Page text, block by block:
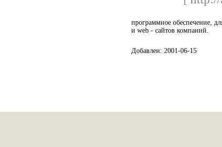
программное обеспечение,
и web - сайтов компаний.
Добавлен: 2001-06-15